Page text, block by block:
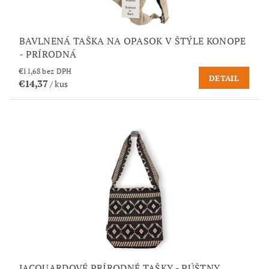
BAVLNENÁ TAŠKA NA OPASOK V ŠTÝLE KONOPE
- PRÍRODNÁ
€11,68 bez DPH
€14,37/ kus
DETAIL